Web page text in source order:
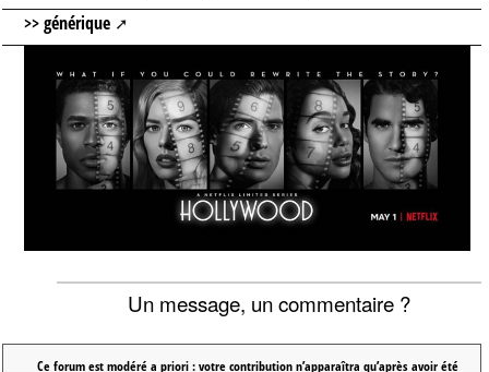
>> générique
Un message, un commentaire ?
Ce forum est modéré a priori : votre contribution n’apparaîtra qu’après avoir été